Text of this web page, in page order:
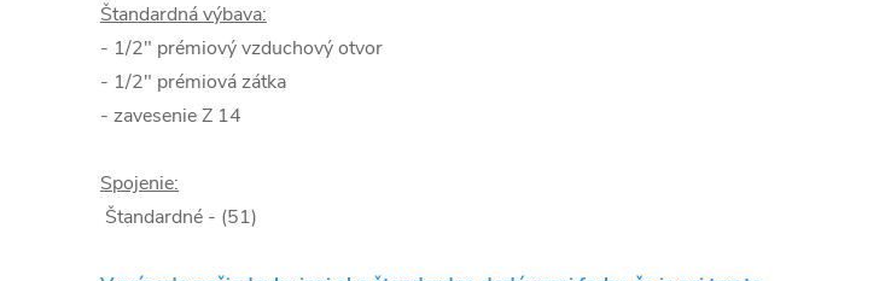
Štandardná výbava:
- 1/2" prémiový vzduchový otvor
- 1/2" prémiová zátka
- zavesenie Z 14
Spojenie:
Štandardné - (51)